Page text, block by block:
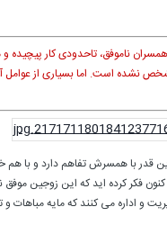
ناموفق، تاحدودی کار پیچیده
نشده است. اما بسیاری از
این قدر با همسرش تفاهم دارد و
کنون فکر کرده اید که این زوجین
و اداره می کنند که مایه مباهات